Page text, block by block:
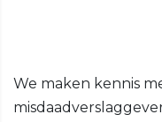
We maken kennis